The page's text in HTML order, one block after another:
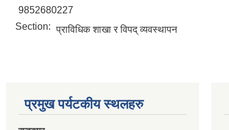
9852680227
Section: प्राविधिक शाखा र विपद् व्यवस्थापन
प्रमुख पर्यटकीय स्थलहरु